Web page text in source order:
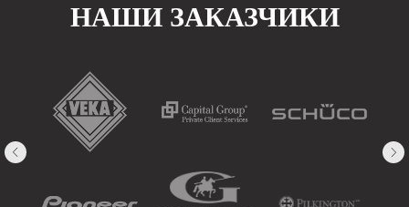
НАШИ ЗАКАЗЧИКИ